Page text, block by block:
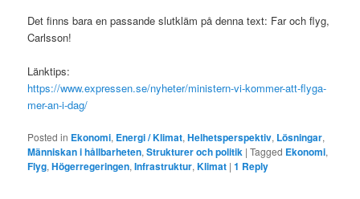
Det finns bara en passande slutkläm på denna text: Far och flyg,
Carlsson!
Länktips:
https://www.expressen.se/nyheter/ministern-vi-kommer-att-flyga-
mer-an-i-dag/
Posted in Ekonomi, Energi / Klimat,Helhetsperspektiv, Lösningar,
Människan i hållbarheten,Strukturer och politik |Tagged Ekonomi,
Flyg,Högerregeringen,Infrastruktur,Klimat |1 Reply